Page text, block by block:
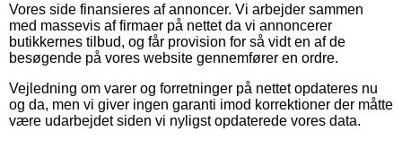
Vores side finansieres af annoncer. Vi arbejder sammen
med massevis af firmaer på nettet da vi annoncerer
butikkernes tilbud, og får provision for så vidt en af de
besøgende på vores website gennemfører en ordre.
Vejledning om varer og forretninger på nettet opdateres nu
og da, men vi giver ingen garanti imod korrektioner der måtte
være udarbejdet siden vi nyligst opdaterede vores data.